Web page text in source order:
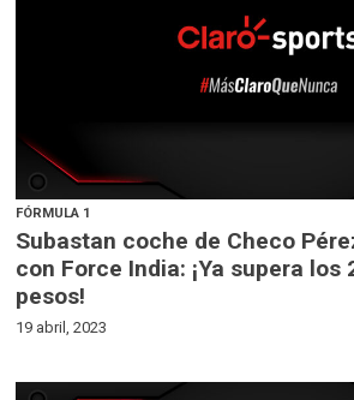
FÓRMULA 1
Subastan coche de Checo
con Force India: ¡Ya supera los
pesos!
19 abril, 2023